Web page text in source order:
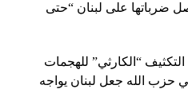
ضرباتها على لبنان “حتى
“الكارثي” للهجمات
حزب الله جعل لبنان يواجه